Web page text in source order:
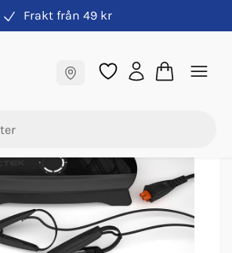
Frakt från 49 kr
pris online & i butik